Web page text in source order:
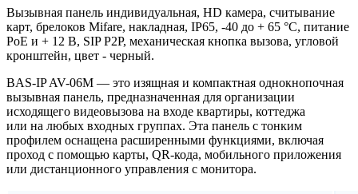
Вызывная панель индивидуальная, HD камера, считывание
карт, брелоков Mifare, накладная, IP65, -40 до + 65 °C, питание
PoE и + 12 В, SIP P2P, механическая кнопка вызова, угловой
кронштейн, цвет - черный.
BAS-IP AV-06M — это изящная и компактная однокнопочная
вызывная панель, предназначенная для организации
исходящего видеовызова на входе квартиры, коттеджа
или на любых входных группах. Эта панель с тонким
профилем оснащена расширенными функциями, включая
проход с помощью карты, QR-кода, мобильного приложения
или дистанционного управления с монитора.